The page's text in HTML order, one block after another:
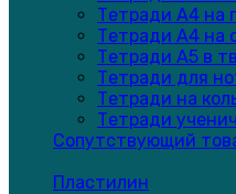
Тетради А4 на
Тетради А4 на
Тетради А5 в
Тетради для
Тетради на
Тетради
Сопутствующий
Пластилин